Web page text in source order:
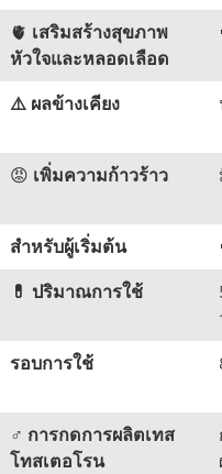
🫀 เสริมสร้างสุขภาพ
หัวใจและหลอดเลือด
⚠️ ผลข้างเคียง
😡 เพิ่มความก้าวร้าว
สำหรับผู้เริ่มต้น
💊 ปริมาณการใช้
รอบการใช้
♂ การกดการผลิตเทส
โทสเตอโรน